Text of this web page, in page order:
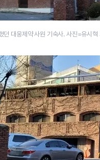
던 대웅제약 사원 기숙사. 사진=유시혁